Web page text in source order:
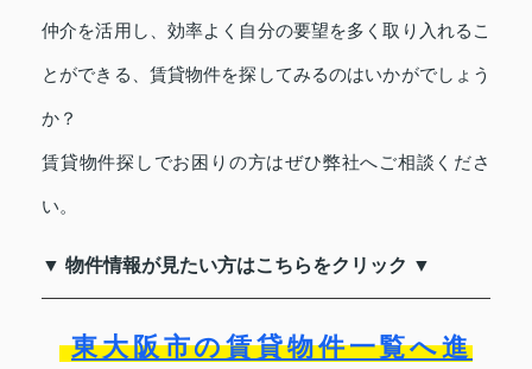
仲介を活用し、効率よく自分の要望を多く取り入れるこ
とができる、賃貸物件を探してみるのはいかがでしょう
か？
賃貸物件探しでお困りの方はぜひ弊社へご相談くださ
い。
▼ 物件情報が見たい方はこちらをクリック ▼
東大阪市の賃貸物件一覧へ進